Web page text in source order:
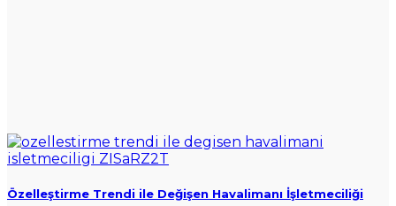
Özelleştirme Trendi ile Değişen Havalimanı İşletmeciliği